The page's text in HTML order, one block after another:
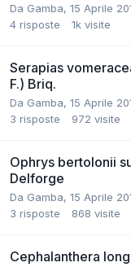
Da Gamba, 15 Aprile
4 risposte 1k visite
Serapias
F.) Briq.
Da Gamba, 15 Aprile
3 risposte 972 visite
Ophrys bertolonii
Delforge
Da Gamba, 15 Aprile
3 risposte 868 visite
Cephalanthera